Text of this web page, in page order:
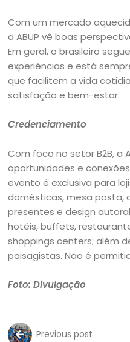
Com um mercado
a ABUP vê boas
Em geral, o brasileiro
experiências e está
que facilitem a vida
satisfação e bem-estar.
Credenciamento
Com foco no setor B2B, a
oportunidades e
evento é exclusiva para
domésticas, mesa posta,
presentes e design
hotéis, buffets,
shoppings centers; além
paisagistas. Não é
Foto: Divulgação
Previous post